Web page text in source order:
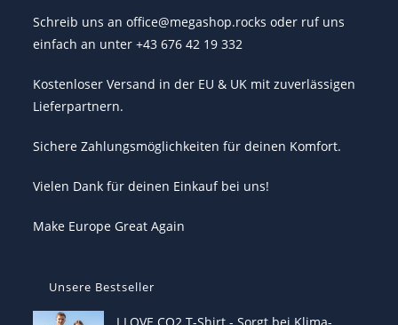
Schreib uns an office@megashop.rocks oder ruf uns
einfach an unter +43 676 42 19 332
Kostenloser Versand in der EU & UK mit zuverlässigen
Lieferpartnern.
Sichere Zahlungsmöglichkeiten für deinen Komfort.
Vielen Dank für deinen Einkauf bei uns!
Make Europe Great Again
Unsere Bestseller